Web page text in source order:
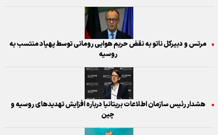
مرتس و دبیرکل ناتو به نقض حریم هوایی رومانی توسط پهپاد منتسب به
روسیه
هشدار رئیس سازمان اطلاعات بریتانیا درباره افزایش تهدیدهای روسیه و
چین